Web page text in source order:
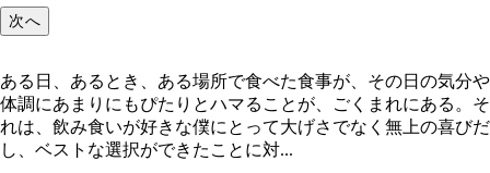
次へ
ある日、あるとき、ある場所で食べた食事が、その日の気分や
体調にあまりにもぴたりとハマることが、ごくまれにある。そ
れは、飲み食いが好きな僕にとって大げさでなく無上の喜びだ
し、ベストな選択ができたことに対...